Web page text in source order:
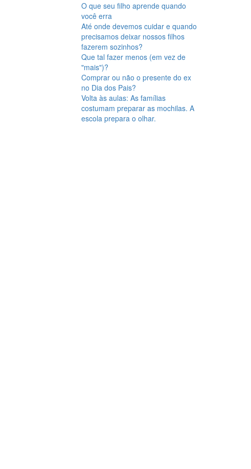
O que seu filho aprende quando
você erra
Até onde devemos cuidar e quando
precisamos deixar nossos filhos
fazerem sozinhos?
Que tal fazer menos (em vez de
"mais")?
Comprar ou não o presente do ex
no Dia dos Pais?
Volta às aulas: As famílias
costumam preparar as mochilas. A
escola prepara o olhar.